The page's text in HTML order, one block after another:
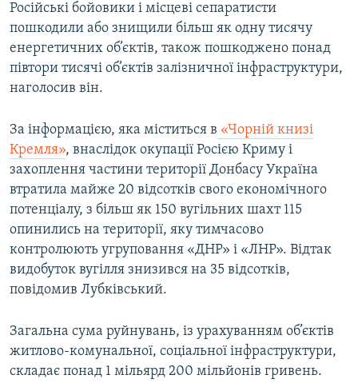
Російські бойовики і місцеві сепаратисти
пошкодили або знищили більш як одну тисячу
енергетичних об’єктів, також пошкоджено понад
півтори тисячі об’єктів залізничної інфраструктури,
наголосив він.
За інформацією, яка міститься в «Чорній книзі
Кремля», внаслідок окупації Росією Криму і
захоплення частини території Донбасу Україна
втратила майже 20 відсотків свого економічного
потенціалу, з більш як 150 вугільних шахт 115
опинились на території, яку тимчасово
контролюють угруповання «ДНР» і «ЛНР». Відтак
видобуток вугілля знизився на 35 відсотків,
повідомив Лубківський.
Загальна сума руйнувань, із урахуванням об’єктів
житлово-комунальної, соціальної інфраструктури,
складає понад 1 мільярд 200 мільйонів гривень.